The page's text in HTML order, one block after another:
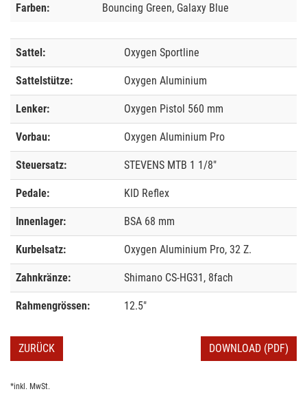
Farben: Bouncing Green, Galaxy Blue
Sattel: Oxygen Sportline
Sattelstütze: Oxygen Aluminium
Lenker: Oxygen Pistol 560 mm
Vorbau: Oxygen Aluminium Pro
Steuersatz: STEVENS MTB 1 1/8"
Pedale: KID Reflex
Innenlager: BSA 68 mm
Kurbelsatz: Oxygen Aluminium Pro, 32 Z.
Zahnkränze: Shimano CS-HG31, 8fach
Rahmengrössen: 12.5"
ZURÜCK DOWNLOAD (PDF)
*inkl. MwSt.